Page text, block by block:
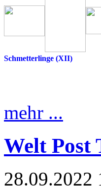
Schmetterlinge (XII)
mehr ...
Welt Post
28.09.2022